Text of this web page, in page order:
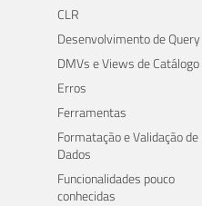
CLR
Desenvolvimento de Query
DMVs e Views de Catálogo
Erros
Ferramentas
Formatação e Validação de
Dados
Funcionalidades pouco
conhecidas